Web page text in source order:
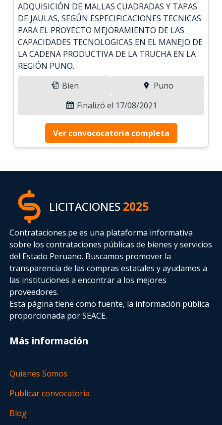
ADQUISICIÓN DE MALLAS CUADRADAS Y TAPAS
DE JAULAS, SEGÚN ESPECIFICACIONES TECNICAS
PARA EL PROYECTO MEJORAMIENTO DE LAS
CAPACIDADES TECNOLOGICAS EN EL MANEJO DE
LA CADENA PRODUCTIVA DE LA TRUCHA EN LA
REGIÓN PUNO.
Bien
Puno
Finalizó el 17/08/2021
Ver convococatoria completa
LICITACIONES2025
Contrataciones.pe es una plataforma informativa
sobre los contrataciones públicas de bienes y servicios
del Estado Peruano. Buscamos promover la
transparencia de las compras estatalesy ayudamos a
las instituciones a encontrar a los mejores
proveedores.
Esta página tiene como fuente, la información pública
proporcionada por SEACE.
Más información
Quienes Somos
Publicar convocatoria
Blog